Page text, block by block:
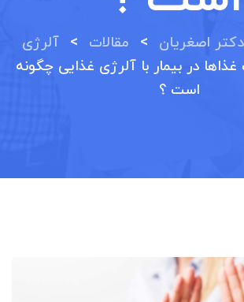
اصغریان > مقالات > آلرژی
در بیمار با آلرژی غذایی چگونه
است ؟